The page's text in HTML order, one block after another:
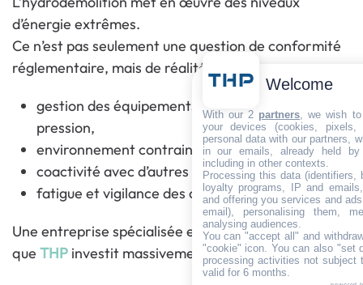
d’énergie extrêmes.
Ce n’est pas seulement une question de conformité
réglementaire, mais de réalité terrain :
gestion des équipements sous très haute
pression,
environnement contraint,
coactivité avec d’autres corps d’état,
fatigue et vigilance des opérateurs.
Une entreprise spécialisée en hydrodémolition telle
que THP investit massivement dans :
Welcome
With our 2 partners, we wish to
your devices (cookies,
personal data with our partners,
in our emails, already held
including in other contexts.
Processing this data (identifiers,
loyalty programs, IP and
and offering you services and
email), personalising them,
analysing audiences.
You can "accept all" and
"cookie" icon. You can also "set
processing activities not subject
valid for 6 months.